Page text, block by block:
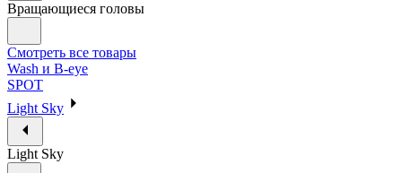
Вращающиеся головы
Смотреть все товары
Wash и B-eye
SPOT
Light Sky
Light Sky